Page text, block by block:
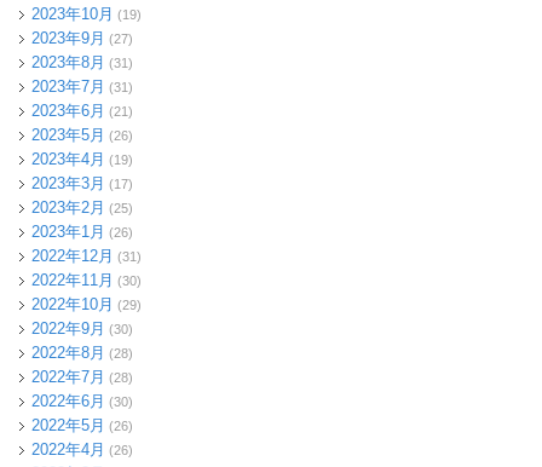
2023年10月 (19)
2023年9月 (27)
2023年8月 (31)
2023年7月 (31)
2023年6月 (21)
2023年5月 (26)
2023年4月 (19)
2023年3月 (17)
2023年2月 (25)
2023年1月 (26)
2022年12月 (31)
2022年11月 (30)
2022年10月 (29)
2022年9月 (30)
2022年8月 (28)
2022年7月 (28)
2022年6月 (30)
2022年5月 (26)
2022年4月 (26)